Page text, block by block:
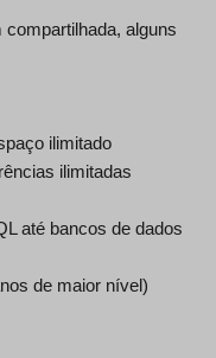
alguns
ilimitado
ilimitadas
até bancos de dados
de maior nível)